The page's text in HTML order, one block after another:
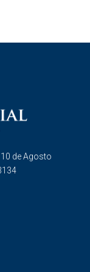
de Agosto